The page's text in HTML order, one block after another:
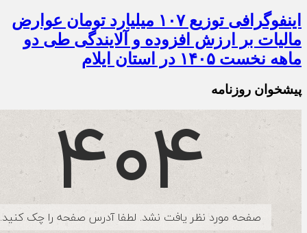
اینفوگرافی توزیع ۱۰۷ میلیارد تومان عوارض
مالیات بر ارزش افزوده و آلایندگی طی دو
ماهه نخست ۱۴۰۵ در استان ایلام
پیشخوان روزنامه